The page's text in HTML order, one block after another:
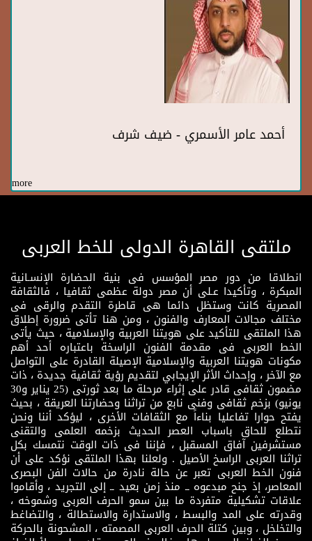
أحمد عامر الأسمري - ضيف شرف
more
ملتقى القاهرة الدولى للخط العربى
انطلاقا من دور مصر المؤسس فى بنية الحضارة الإنسـانية
المبكرة ، وتأكيدا عـلى أن مصر دولة عظمى ثقافيا ، فالثقافة
المصرية كانت وستظل دائما هى قاطرة التقدم والرقى فى
مختلف مجالات المعارف والفنون ، ومن هنا تأتى ضرورة إطلاق
هذا الملتقى للتأكيد على هويتنا العربية والإسلامية ، حيث يأتى
الخط العربى فى مقدمة الفنون الراسخة باعتباره أحد أهم
مكونات هويتنا العربية والإسلامية الإصيلة القادرة على التواصل
مع الآخر ، وإحداث الأثر الإيجابي لتقديم رؤية ثقافية جديدة ، ذات
مضمون ثقافى قادر على إثراء مرحلة ما بعد ثورتى (25 يناير و30
يونيو) بزخم ثقافى وفنى نابع من تراثنا وحضارتنا العريقة ، بحيث
يفتح حوارا تفاعليا بناءاً مع الثقافات الأخرى ، ليؤكد أننا ونحن
نتطلع للحاق باسباب العصر الحديث بزخمه العلمى والتقنى
مستشرفين آفاق المسقبل ، فإننا فى ذات الوقت نتمسك بكل
تراثنا العربى الراسخ الأصيل . ولعلنا بهذا الملتقى نؤكد على أن
فنون الخط العربى تعبر عن حالة نادرة من حالات الفن البصرى
المعاصر، إذ جنح مبدعوه ــ منذ زمن بعيد ــ إلى التجريد ، وأقاموا
علاقات تشكيلية متفردة ما بين سمو الحرف العربى وشموخه ،
وقدرته على المد والبسط ، والاستدارة والاستطالة ، والتضاغط
والتخلخل ، وبين كتلة الحرف العربى المصمته ، المشحونة بالحركة